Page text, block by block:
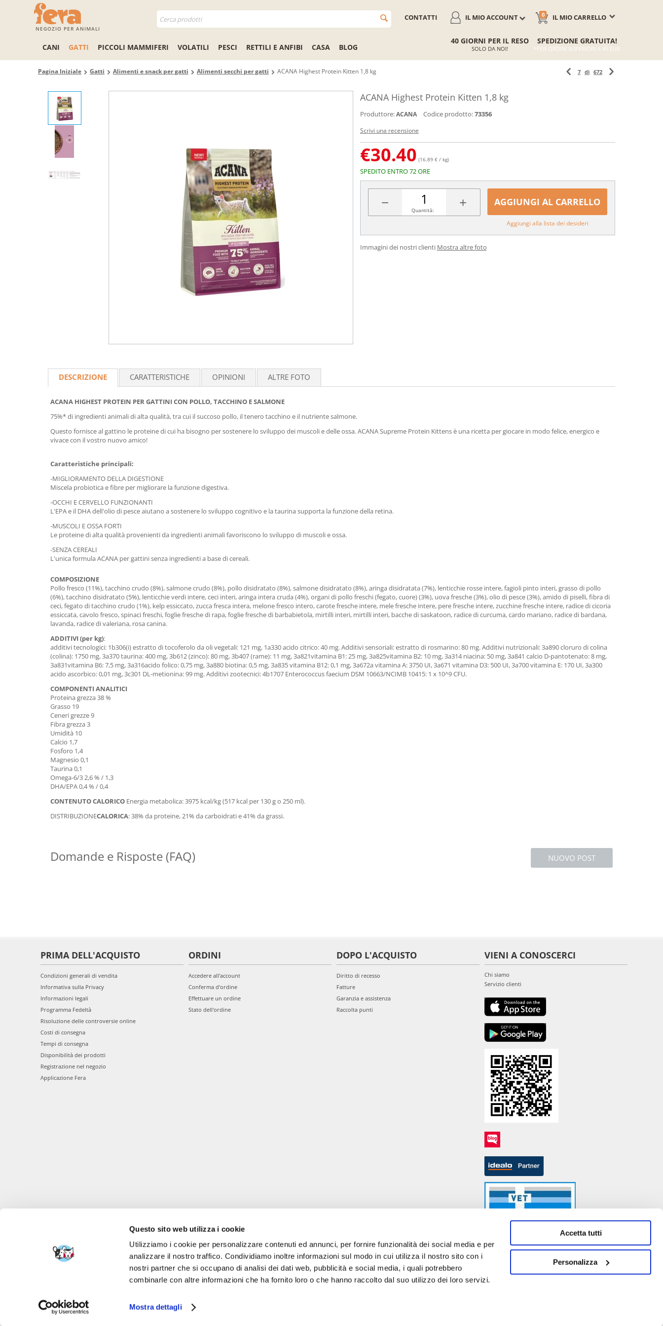
Questo sito web utilizza i cookie
Utilizziamo i cookie per personalizzare contenuti ed annunci, per fornire funzionalità dei social media e per
analizzare il nostro traffico. Condividiamo inoltre informazioni sul modo in cui utilizza il nostro sito con i
nostri partner che si occupano di analisi dei dati web, pubblicità e social media, i quali potrebbero
combinarle con altre informazioni che ha fornito loro o che hanno raccolto dal suo utilizzo dei loro servizi.
Mostra dettagli
Accetta tutti
Personalizza
NEGOZIO PER ANIMALI
IL MIO CARRELLO
0
IL MIO ACCOUNT
CONTATTI
CANI GATTI PICCOLI MAMMIFERI VOLATILI PESCI RETTILI E ANFIBI CASA BLOG
40 GIORNI PER IL RESO
SOLO DA NOI!
SPEDIZIONE GRATUITA!
*PER ORDINI SUPERIORI A 45 EUR
Pagina Iniziale Gatti Alimenti e snack per gatti Alimenti secchi per gatti ACANA Highest Protein Kitten 1,8 kg 7 di 672
ACANA Highest Protein Kitten 1,8 kg
Produttore: ACANA Codice prodotto:73356
Scrivi una recensione
€30.40 (16.89 € / kg)
SPEDITO ENTRO 72 ORE
− +
Quantità:
AGGIUNGI AL CARRELLO
Aggiungi alla lista dei desideri
Immagini dei nostri clienti Mostra altre foto
DESCRIZIONE CARATTERISTICHE OPINIONI ALTRE FOTO
ACANA HIGHEST PROTEIN PER GATTINI CON POLLO, TACCHINO E SALMONE
75%* di ingredienti animali di alta qualità, tra cui il succoso pollo, il tenero tacchino e il nutriente salmone.
Questo fornisce al gattino le proteine di cui ha bisogno per sostenere lo sviluppo dei muscoli e delle ossa. ACANA Supreme Protein Kittens è una ricetta per giocare in modo felice, energico e
vivace con il vostro nuovo amico!
Caratteristiche principali:
-MIGLIORAMENTO DELLA DIGESTIONE
Miscela probiotica e fibre per migliorare la funzione digestiva.
-OCCHI E CERVELLO FUNZIONANTI
L'EPA e il DHA dell'olio di pesce aiutano a sostenere lo sviluppo cognitivo e la taurina supporta la funzione della retina.
-MUSCOLI E OSSA FORTI
Le proteine di alta qualità provenienti da ingredienti animali favoriscono lo sviluppo di muscoli e ossa.
-SENZA CEREALI
L'unica formula ACANA per gattini senza ingredienti a base di cereali.
COMPOSIZIONE
Pollo fresco (11%), tacchino crudo (8%), salmone crudo (8%), pollo disidratato (8%), salmone disidratato (8%), aringa disidratata (7%), lenticchie rosse intere, fagioli pinto interi, grasso di pollo
(6%), tacchino disidratato (5%), lenticchie verdi intere, ceci interi, aringa intera cruda (4%), organi di pollo freschi (fegato, cuore) (3%), uova fresche (3%), olio di pesce (3%), amido di piselli, fibra di
ceci, fegato di tacchino crudo (1%), kelp essiccato, zucca fresca intera, melone fresco intero, carote fresche intere, mele fresche intere, pere fresche intere, zucchine fresche intere, radice di cicoria
essiccata, cavolo fresco, spinaci freschi, foglie fresche di rapa, foglie fresche di barbabietola, mirtilli interi, mirtilli interi, bacche di saskatoon, radice di curcuma, cardo mariano, radice di bardana,
lavanda, radice di valeriana, rosa canina.
ADDITIVI (per kg):
additivi tecnologici: 1b306(i) estratto di tocoferolo da oli vegetali: 121 mg, 1a330 acido citrico: 40 mg. Additivi sensoriali: estratto di rosmarino: 80 mg. Additivi nutrizionali: 3a890 cloruro di colina
(colina): 1750 mg, 3a370 taurina: 400 mg, 3b612 (zinco): 80 mg, 3b407 (rame): 11 mg, 3a821vitamina B1: 25 mg, 3a825vitamina B2: 10 mg, 3a314 niacina: 50 mg, 3a841 calcio D-pantotenato: 8 mg,
3a831vitamina B6: 7,5 mg, 3a316acido folico: 0,75 mg, 3a880 biotina: 0,5 mg, 3a835 vitamina B12: 0,1 mg, 3a672a vitamina A: 3750 UI, 3a671 vitamina D3: 500 UI, 3a700 vitamina E: 170 UI, 3a300
acido ascorbico: 0,01 mg, 3c301 DL-metionina: 99 mg. Additivi zootecnici: 4b1707 Enterococcus faecium DSM 10663/NCIMB 10415: 1 x 10^9 CFU.
COMPONENTI ANALITICI
Proteina grezza 38 %
Grasso 19
Ceneri grezze 9
Fibra grezza 3
Umidità 10
Calcio 1,7
Fosforo 1,4
Magnesio 0,1
Taurina 0,1
Omega-6/3 2,6 % / 1,3
DHA/EPA 0,4 % / 0,4
CONTENUTO CALORICO Energia metabolica: 3975 kcal/kg (517 kcal per 130 g o 250 ml).
DISTRIBUZIONECALORICA: 38% da proteine, 21% da carboidrati e 41% da grassi.
NUOVO POST
Domande e Risposte (FAQ)
PRIMA DELL'ACQUISTO
Condizioni generali di vendita
Informativa sulla Privacy
Informazioni legali
Programma Fedeltà
Risoluzione delle controversie online
Costi di consegna
Tempi di consegna
Disponibilità dei prodotti
Registrazione nel negozio
Applicazione Fera
ORDINI
Accedere all'account
Conferma d'ordine
Effettuare un ordine
Stato dell'ordine
DOPO L'ACQUISTO
Diritto di recesso
Fatture
Garanzia e assistenza
Raccolta punti
VIENI A CONOSCERCI
Chi siamo
Servizio clienti
FERA 24 UG Sede legale: Blankenfelder Dorfstraße 94 15827 Blankenfelde-Mahlow (Germania) - P.IVA DE317667035
*